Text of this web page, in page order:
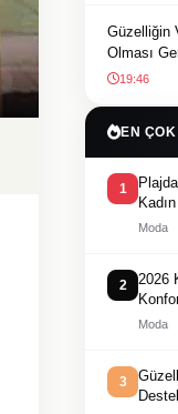
Güzelliğin
Olması
19:46
EN
1
Moda
2
2026
Moda
3